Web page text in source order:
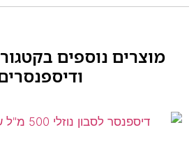
מוצרים נוספים בקטגוריית
ודיספנסרים